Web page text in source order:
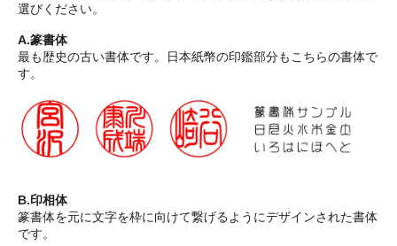
選びください。
A.篆書体
最も歴史の古い書体です。日本紙幣の印鑑部分もこちらの書体で
す。
B.印相体
篆書体を元に文字を枠に向けて繋げるようにデザインされた書体
です。